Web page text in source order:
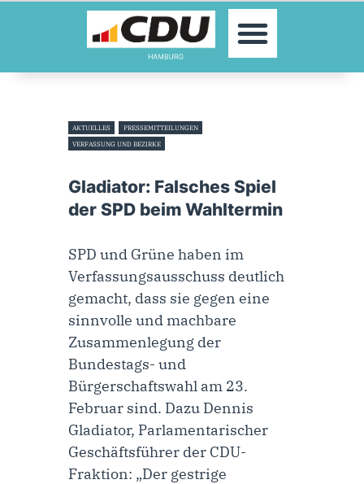
MOIN!
AKTUELLES
PARLAMENTE
KONTAKT
MITGLIED WERDEN!
AKTUELLES
PRESSEMITTEILUNGEN
VERFASSUNG UND BEZIRKE
Gladiator: Falsches Spiel
der SPD beim Wahltermin
SPD und Grüne haben im
Verfassungsausschuss deutlich
gemacht, dass sie gegen eine
sinnvolle und machbare
Zusammenlegung der
Bundestags- und
Bürgerschaftswahl am 23.
Februar sind. Dazu Dennis
Gladiator, Parlamentarischer
Geschäftsführer der CDU-
Fraktion: „Der gestrige